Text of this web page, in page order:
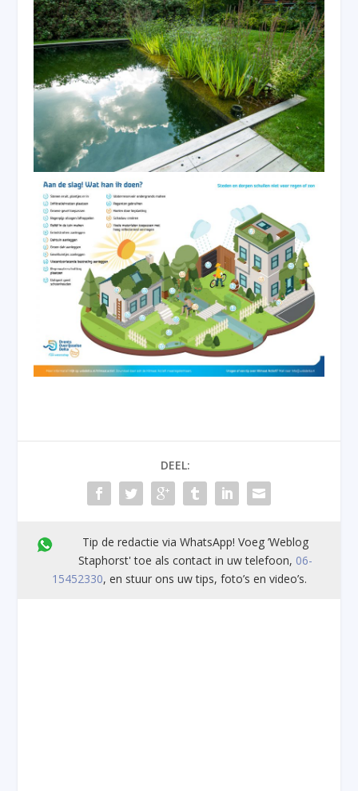
DEEL:
Tip de redactie via WhatsApp! Voeg ’Weblog
Staphorst' toe als contact in uw telefoon, 06-
15452330, en stuur ons uw tips, foto’s en video’s.